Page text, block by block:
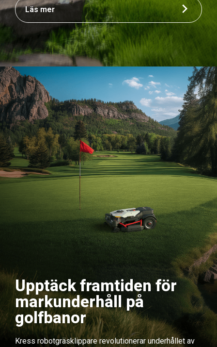
Läs mer
Upptäck framtiden för
markunderhåll på
golfbanor
Kress robotgräsklippare revolutionerar underhållet av